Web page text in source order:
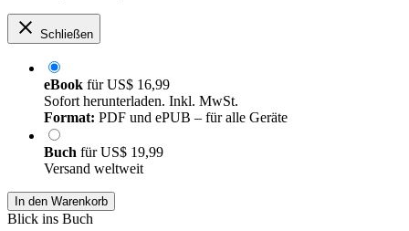
Schließen
eBook fürUS$ 16,99
Sofort herunterladen. Inkl. MwSt.
Format: PDF und ePUB – für alle Geräte
Buch fürUS$ 19,99
Versand weltweit
In den Warenkorb
Blick ins Buch